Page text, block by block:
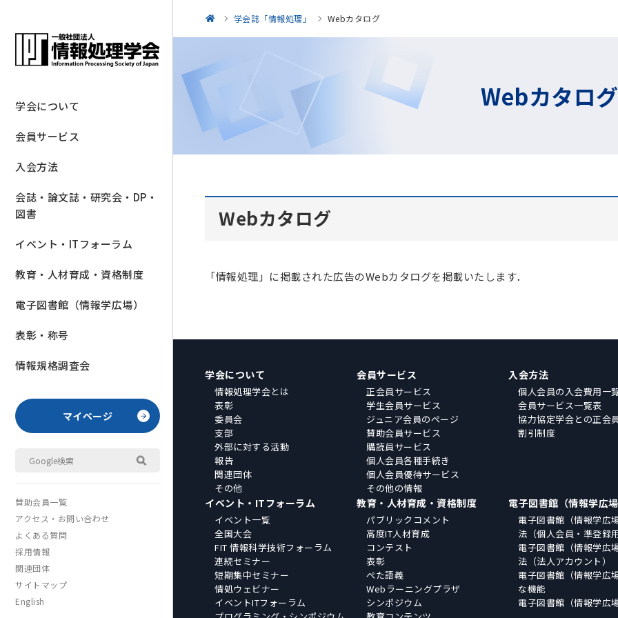
学会について
会員サービス
入会方法
会誌・論文誌・研究会・DP・
図書
イベント・ITフォーラム
教育・人材育成・資格制度
電子図書館（情報学広場）
表彰・称号
情報規格調査会
マイページ
賛助会員一覧
アクセス・お問い合わせ
よくある質問
採用情報
関連団体
サイトマップ
English
学会誌「情報処理」 Webカタログ
Webカタログ
Webカタログ
「情報処理」に掲載された広告のWebカタログを掲載いたします．
学会について
情報処理学会とは
表彰
委員会
支部
外部に対する活動
報告
関連団体
その他
会員サービス
正会員サービス
学生会員サービス
ジュニア会員のページ
賛助会員サービス
購読員サービス
個人会員各種手続き
個人会員優待サービス
その他の情報
入会方法
個人会員の入会費用一
会員サービス一覧表
協力協定学会との正会
割引制度
イベント・ITフォーラム
イベント一覧
全国大会
FIT 情報科学技術フォーラム
連続セミナー
短期集中セミナー
情処ウェビナー
イベントITフォーラム
教育・人材育成・資格制度
パブリックコメント
高度IT人材育成
コンテスト
表彰
ぺた語義
Webラーニングプラザ
シンポジウム
電子図書館（情報学広
電子図書館（情報学広
法（個人会員・準登録
電子図書館（情報学広
法（法人アカウント）
電子図書館（情報学広
な機能
電子図書館（情報学広